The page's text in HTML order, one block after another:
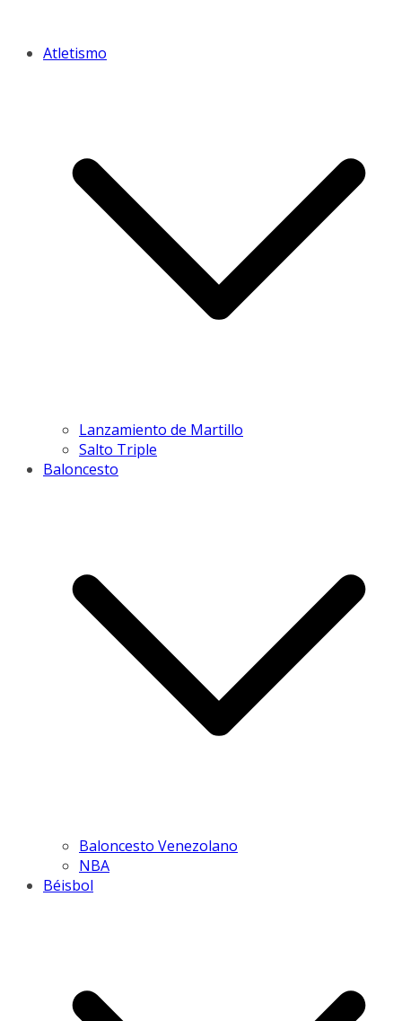
Atletismo
Lanzamiento de Martillo
Salto Triple
Baloncesto
Baloncesto Venezolano
NBA
Béisbol